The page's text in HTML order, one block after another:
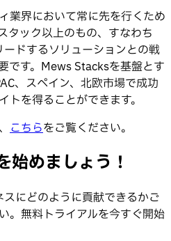
業界において常に先を行くため
タック以上のもの、すなわち
ドするソリューションとの戦
です。Mews Stacksを基盤とす
、スペイン、北欧市場で成功
を得ることができます。
こちらをご覧ください。
めましょう！
にどのように貢献できるかご
。無料トライアルを今すぐ開始